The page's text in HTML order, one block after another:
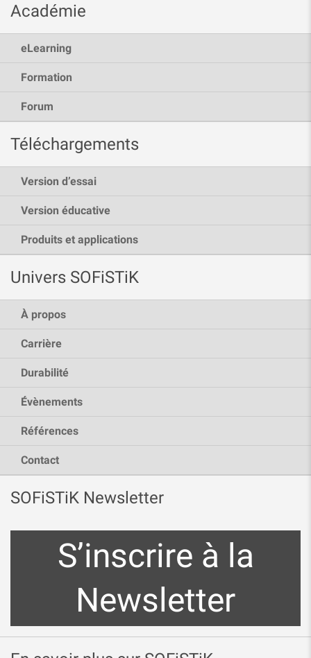
Académie
eLearning
Formation
Forum
Téléchargements
Version d’essai
Version éducative
Produits et applications
Univers SOFiSTiK
À propos
Carrière
Durabilité
Évènements
Références
Contact
SOFiSTiK Newsletter
S’inscrire à la
Newsletter